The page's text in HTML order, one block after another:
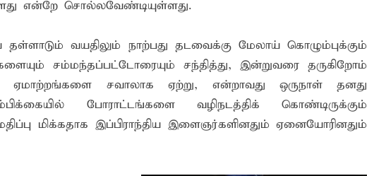
என்றே சொல்லவேண்டியுள்ளது.
வயதிலும் நாற்பது தடவைக்கு மேலாய் கொழும்புக்கும்
சம்மந்தப்பட்டோரையும் சந்தித்து, இன்றுவரை தருகிறோம்
ஏமாற்றங்களை சவாலாக ஏற்று, என்றாவது ஒருநாள் தனது
போராட்டங்களை வழிநடத்திக் கொண்டிருக்கும்
மிக்கதாக இப்பிராந்திய இளைஞர்களினதும் ஏனையோரினதும்